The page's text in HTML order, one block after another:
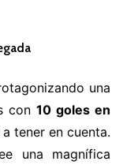
una
con 10 goles en
tener en cuenta.
una magnífica